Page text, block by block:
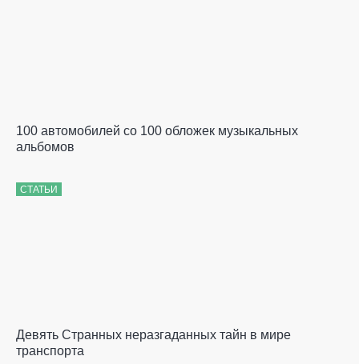
100 автомобилей со 100 обложек музыкальных
альбомов
СТАТЬИ
Девять Странных неразгаданных тайн в мире
транспорта